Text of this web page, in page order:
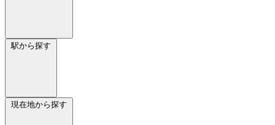
駅から探す
現在地から探す